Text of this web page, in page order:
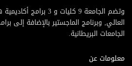
وتضم الجامعة 9 كليات و
العالي, وبرنامج الماجستير بالإضافة إلى
الجامعات البريطانية.
معلومات عن